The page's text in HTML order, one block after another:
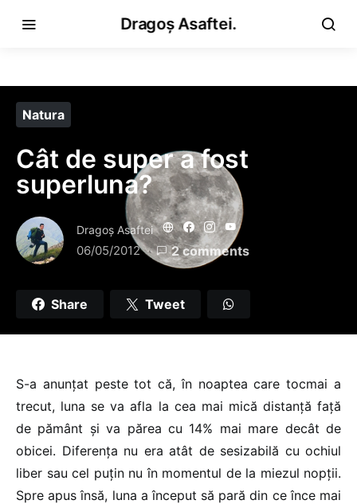
Dragoș Asaftei.
Natura
Cât de super a fost
superluna?
Dragoş Asaftei
06/05/2012 2 comments
Share Tweet
S-a anunțat peste tot că, în noaptea care tocmai a
trecut, luna se va afla la cea mai mică distanță față
de pământ și va părea cu 14% mai mare decât de
obicei. Diferența nu era atât de sesizabilă cu ochiul
liber sau cel puțin nu în momentul de la miezul nopții.
Spre apus însă, luna a început să pară din ce înce mai